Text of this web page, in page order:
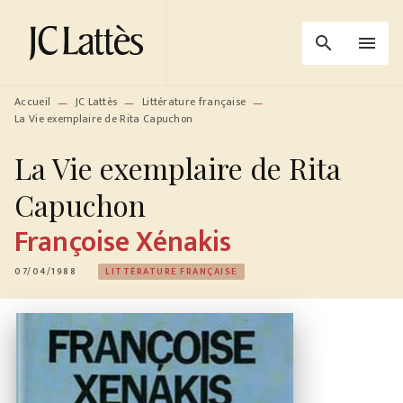
MENU RECHERCHE
PIED DE PAGE
search menu
Accueil — JC Lattès — Littérature française —
La Vie exemplaire de Rita Capuchon
La Vie exemplaire de Rita
Capuchon
Françoise Xénakis
07/04/1988 LITTÉRATURE FRANÇAISE